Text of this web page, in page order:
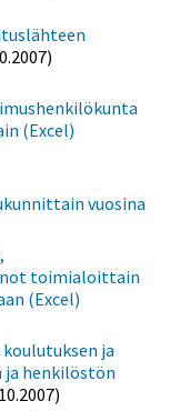
(Excel)
vuosina
toimialoittain
(Excel)
ja
henkilöstön